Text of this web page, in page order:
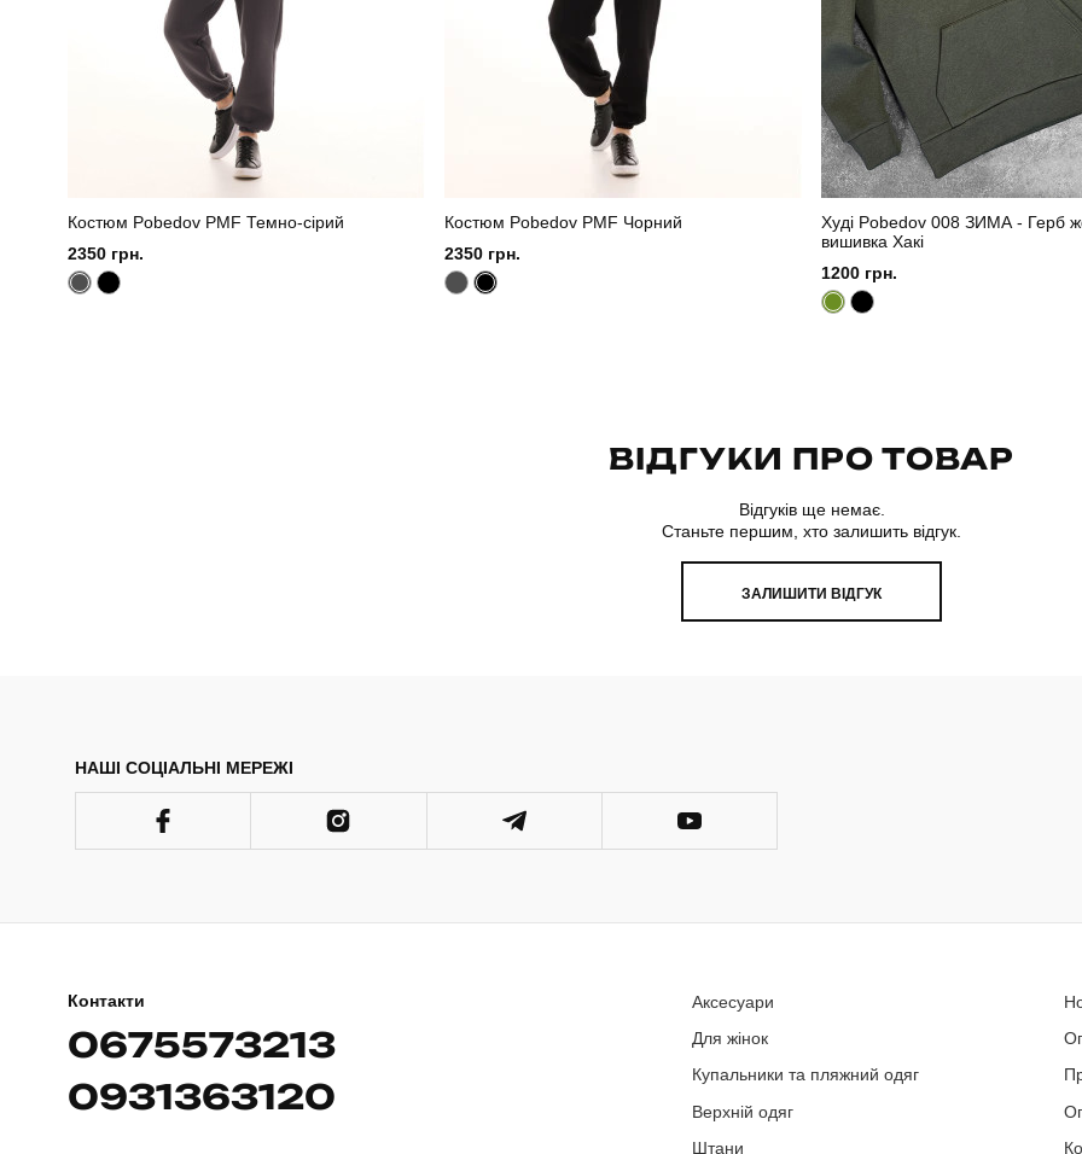
Костюм Pobedov PMF Темно-сірий
2350 грн.
Костюм Pobedov PMF Чорний
2350 грн.
Худі Pobedov 008 ЗИМА - Герб
вишивка Хакі
1200 грн.
ВІДГУКИ ПРО ТОВАР
Відгуків ще немає.
Станьте першим, хто залишить відгук.
ЗАЛИШИТИ ВІДГУК
НАШІ СОЦІАЛЬНІ МЕРЕЖІ
Контакти
0675573213
0931363120
Аксесуари
Для жінок
Купальники та пляжний одяг
Верхній одяг
Штани